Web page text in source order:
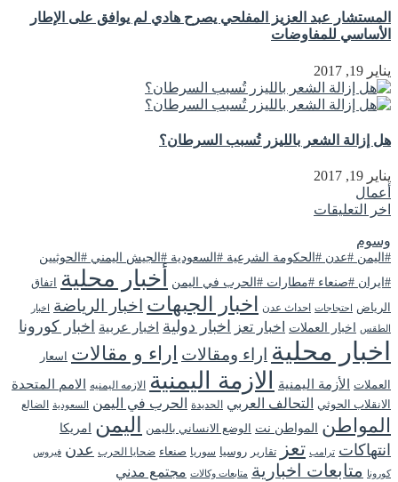
المستشار عبد العزيز المفلحي يصرح هادي لم يوافق على الإطار
الأساسي للمفاوضات
يناير 19, 2017
هل إزالة الشعر بالليزر تُسبب السرطان؟
يناير 19, 2017
أعمال
اخر التعليقات
وسوم
#اليمن #عدن #الحكومة الشرعية #السعودية #الجيش اليمني #الحوثيين
#ايران #صنعاء #مطارات #الحرب في اليمن
أخبار محلية
اتفاق
الرياض
احتجاجات احداث عدن اخبار الجبهات اخبار الرياضة اخبار
الطقس
اخبار العملات اخبار تعز اخبار دولية اخبار عربية اخبار كورونا
اخبار محلية اراء ومقالات اراء و مقالات اسعار
العملات الأزمة اليمنية الازمة اليمنية الازمه اليمنيه الامم المتحدة
الانقلاب الحوثي التحالف العربي الحديدة الحرب في اليمن السعودية الضالع
المواطن المواطن نت الوضع الانساني باليمن اليمن امريكا
انتهاكات ترامب تعز تقارير روسيا سوريا صنعاء ضحايا الحرب عدن فيروس
كورونا متابعات اخبارية متابعات وكالات مجتمع مدني